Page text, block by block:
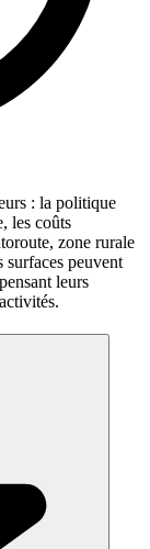
: la politique
les coûts
zone rurale
surfaces peuvent
leurs